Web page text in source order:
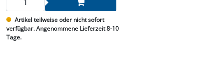
Artikel teilweise oder nicht sofort
verfügbar. Angenommene Lieferzeit 8-10
Tage.